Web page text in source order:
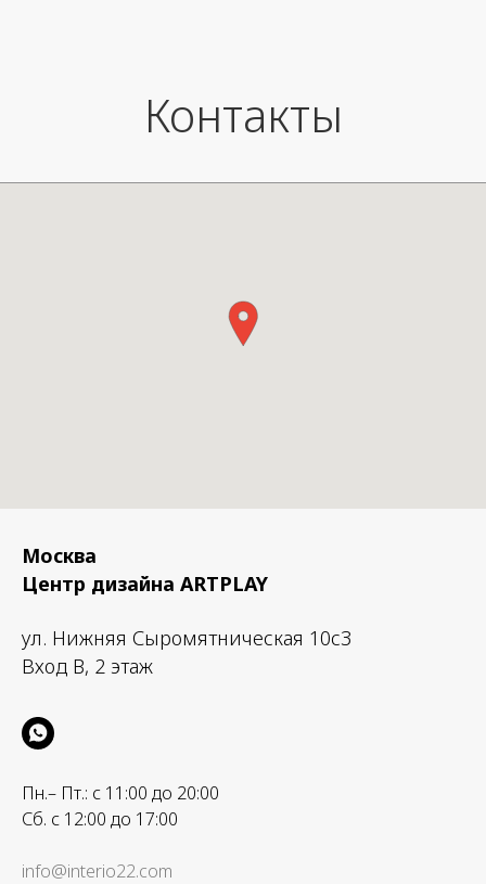
Контакты
Москва
Центр дизайна ARTPLAY
ул. Нижняя Сыромятническая 10с3
Вход B, 2 этаж
Пн.– Пт.: с 11:00 до 20:00
Сб. с 12:00 до 17:00
info@interio22.com